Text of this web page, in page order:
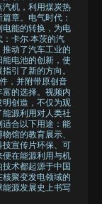
机，利用煤炭热
章。电气时代：
能的转换，为电
卡尔·本茨的汽
动了汽车工业的
电池的创新，使
引了新的方向。
，并附带原创音
的选择。视频内
创造，不仅为观
源利用对人类社
合以下用途：能
馆的教育展示、
宣传片环保、可
在能源利用与机
术都起源于中国
聚变发电领域的
源发展史上书写